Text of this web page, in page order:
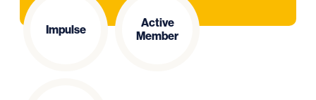
Impulse
Active
Member